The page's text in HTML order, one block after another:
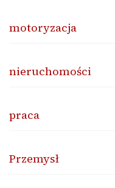
motoryzacja
nieruchomości
praca
Przemysł